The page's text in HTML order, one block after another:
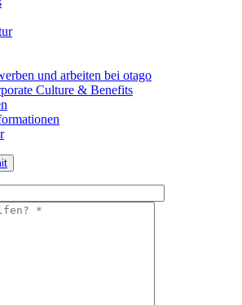
und arbeiten bei otago
Culture & Benefits